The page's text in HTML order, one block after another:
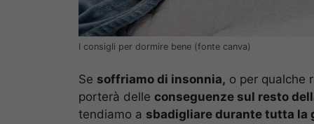
I consigli per dormire bene (fonte canva)
Se soffriamo di insonnia, o per qualche
porterà delle conseguenze sul resto
tendiamo a sbadigliare durante tutta la